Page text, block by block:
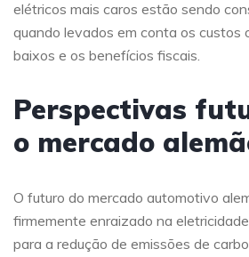
elétricos mais caros estão sendo
quando levados em conta os custos
baixos e os benefícios fiscais.
Perspectivas
o mercado
O futuro do mercado automotivo
firmemente enraizado na
para a redução de emissões de